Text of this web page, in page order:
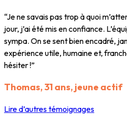
“Je ne savais pas trop à quoi
jour, j’ai été mis en confiance.
sympa. On se sent bien encadré,
expérience utile, humaine et,
hésiter !”
Thomas, 31 ans, jeune actif
Lire d’autres témoignages